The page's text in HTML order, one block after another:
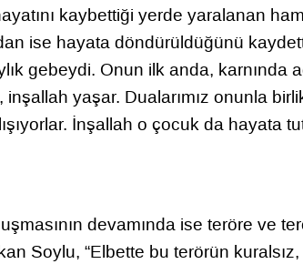
kaybettiği yerde yaralanan
ise hayata döndürüldüğünü
gebeydi. Onun ilk anda, karnında
yaşar. Dualarımız onunla
İnşallah o çocuk da hayata
devamında ise teröre ve
Soylu, “Elbette bu terörün